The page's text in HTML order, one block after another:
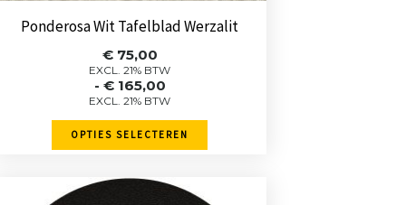
veuger- 26 november 2025
Ponderosa Wit Tafelblad Werzalit
€75,00
EXCL. 21% BTW
- €165,00
EXCL. 21% BTW
Prijsklasse:
€ 75,00
tot
€ 165,00
OPTIES SELECTEREN
de